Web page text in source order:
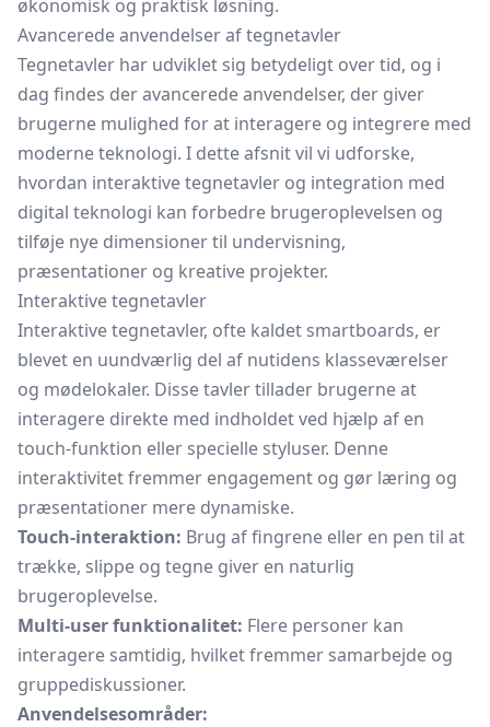
økonomisk og praktisk løsning.
Avancerede anvendelser af tegnetavler
Tegnetavler har udviklet sig betydeligt over tid, og i
dag findes der avancerede anvendelser, der giver
brugerne mulighed for at interagere og integrere med
moderne teknologi. I dette afsnit vil vi udforske,
hvordan interaktive tegnetavler og integration med
digital teknologi kan forbedre brugeroplevelsen og
tilføje nye dimensioner til undervisning,
præsentationer og kreative projekter.
Interaktive tegnetavler
Interaktive tegnetavler, ofte kaldet smartboards, er
blevet en uundværlig del af nutidens klasseværelser
og mødelokaler. Disse tavler tillader brugerne at
interagere direkte med indholdet ved hjælp af en
touch-funktion eller specielle styluser. Denne
interaktivitet fremmer engagement og gør læring og
præsentationer mere dynamiske.
Touch-interaktion: Brug af fingrene eller en pen til at
trække, slippe og tegne giver en naturlig
brugeroplevelse.
Multi-user funktionalitet: Flere personer kan
interagere samtidig, hvilket fremmer samarbejde og
gruppediskussioner.
Anvendelsesområder: